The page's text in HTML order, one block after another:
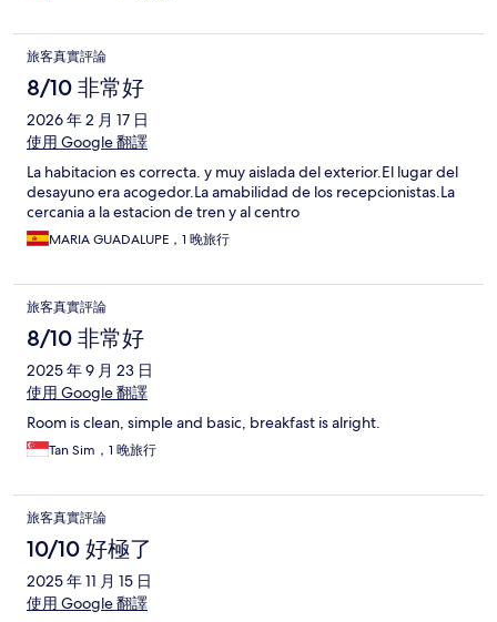
旅客真實評論
8/10 非常好
2026 年 2 月 17 日
使用 Google 翻譯
La habitacion es correcta. y muy aislada del exterior.El lugar del
desayuno era acogedor.La amabilidad de los recepcionistas.La
cercania a la estacion de tren y al centro
MARIA GUADALUPE，1 晚旅行
旅客真實評論
8/10 非常好
2025 年 9 月 23 日
使用 Google 翻譯
Room is clean, simple and basic, breakfast is alright.
Tan Sim，1 晚旅行
旅客真實評論
10/10 好極了
2025 年 11 月 15 日
使用 Google 翻譯